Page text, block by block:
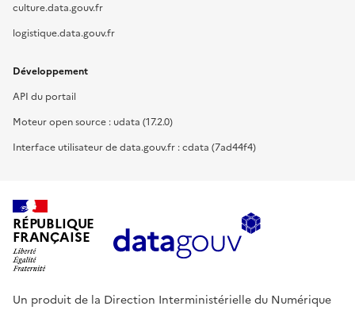
culture.data.gouv.fr
logistique.data.gouv.fr
Développement
API du portail
Moteur open source : udata (17.2.0)
Interface utilisateur de data.gouv.fr : cdata (7ad44f4)
RÉPUBLIQUE
FRANÇAISE
Un produit de la Direction Interministérielle du Numérique